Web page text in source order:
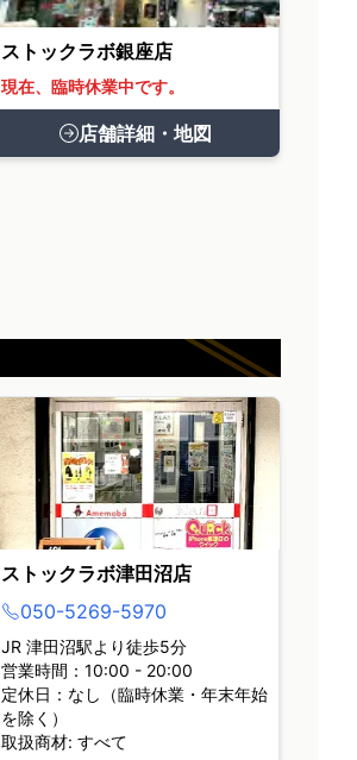
ストックラボ銀座店
現在、臨時休業中です。
店舗詳細・地図
ストックラボ津田沼店
050-5269-5970
JR 津田沼駅より徒歩5分
営業時間：10:00 - 20:00
定休日：なし（臨時休業・年末年始
を除く）
取扱商材: すべて